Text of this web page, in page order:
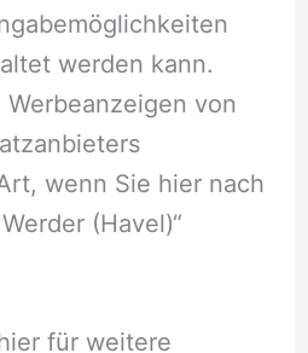
werden kann.
von
wenn Sie hier nach
(Havel)“
für weitere